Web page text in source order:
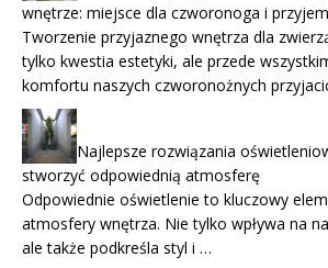
wnętrze: miejsce dla czworonoga i
Tworzenie przyjaznego wnętrza dla
tylko kwestia estetyki, ale przede
komfortu naszych czworonożnych
Najlepsze rozwiązania
stworzyć odpowiednią atmosferę
Odpowiednie oświetlenie to kluczowy
atmosfery wnętrza. Nie tylko wpływa na
ale także podkreśla styl i …